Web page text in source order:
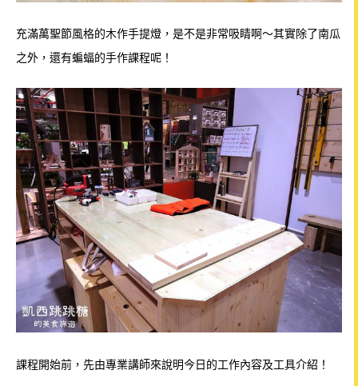
充滿萬聖節風格的木作手提燈，是不是非常吸睛啊～其實除了南瓜
之外，還有蝙蝠的手作課程呢！
課程開始前，先由專業講師來說明今日的工作內容及工具介紹！